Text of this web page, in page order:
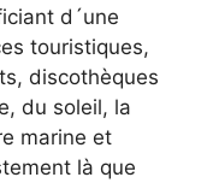
d´une
touristiques,
discothèques
du soleil, la
marine et
là que